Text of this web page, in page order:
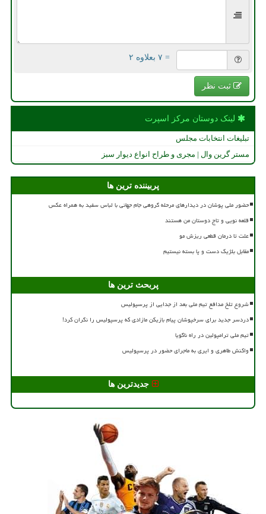
= ۷ بعلاوه ۲
ثبت نظر
لینک دوستان مركز اسپرت
تبلیغات انتخابات مجلس
مستر گرین وال | مجری و طراح انواع دیوار سبز
پربیننده ترین ها
حضور ملی پوشان در دیدارهای مرحله گروهی جام جهانی با لباس سفید به همراه عکس
قلعه نویی و تاج دوستان من هستند
علت تا درمان قطعی ریزش مو
مقابل بلژیک دست و پا بسته نیستیم
پربحث ترین ها
شروع تلخ مدافع تیم ملی بعد از جدایی از پرسپولیس
دردسر جدید برای سرخپوشان پیام بازیکن مازادی که پرسپولیس را نگران کرد!
تیم ملی ترامپولین در راه ناگویا
واکنش طاهری و ایری به ماجرای حضور در پرسپولیس
جدیدترین ها